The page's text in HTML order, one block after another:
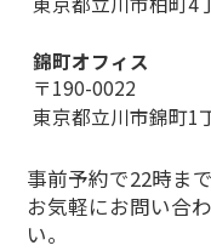
錦町オフィス
〒190-0022
東京都立川市錦町
事前予約で22時ま
お気軽にお問い合
い。